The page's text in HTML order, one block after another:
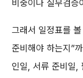
비중이나 실무검증
그래서 일정표를
준비해야 하는지”
인일, 서류 준비일,